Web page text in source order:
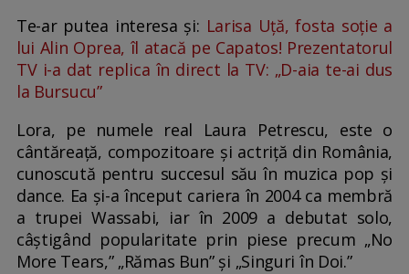
Te-ar putea interesa și: Larisa Uță, fosta soție a
lui Alin Oprea, îl atacă pe Capatos! Prezentatorul
TV i-a dat replica în direct la TV: „D-aia te-ai dus
la Bursucu”
Lora, pe numele real Laura Petrescu, este o
cântăreață, compozitoare și actriță din România,
cunoscută pentru succesul său în muzica pop și
dance. Ea și-a început cariera în 2004 ca membră
a trupei Wassabi, iar în 2009 a debutat solo,
câștigând popularitate prin piese precum „No
More Tears,” „Rămas Bun” și „Singuri în Doi.”